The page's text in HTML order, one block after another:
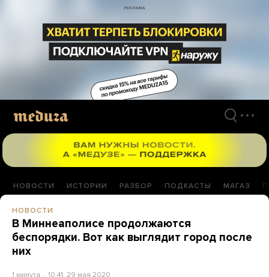
материалам
НОВОСТИ ИСТОРИИ РАЗБОР ПОДКАСТЫ МАГАЗ
НОВОСТИ
В Миннеаполисе продолжаются
беспорядки. Вот как выглядит город после
них
1 минута 10:41, 29 мая 2020